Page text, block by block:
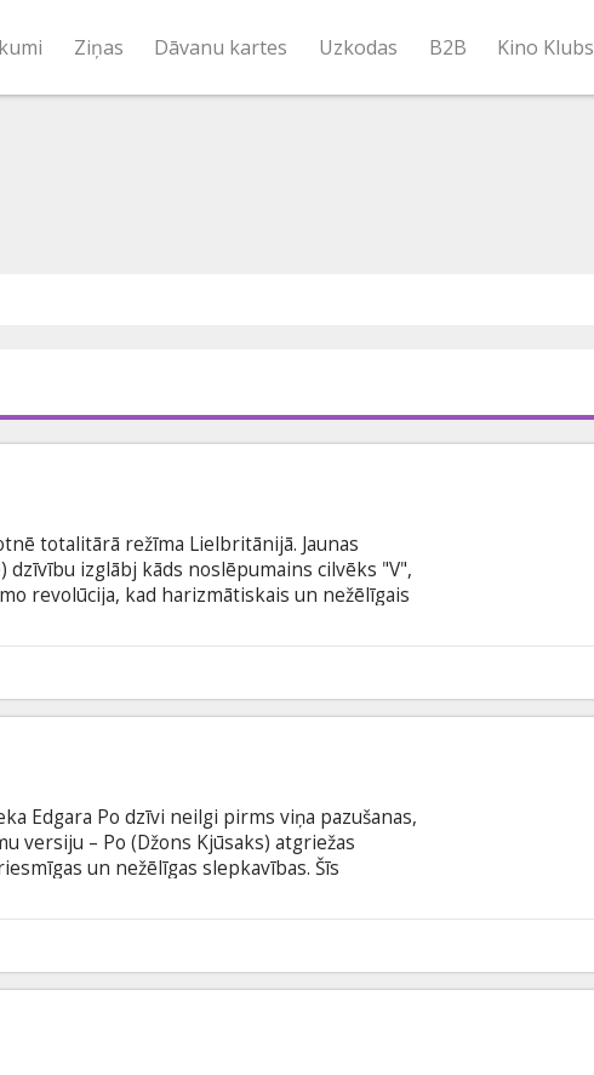
Ziņas Dāvanu kartes Uzkodas B2B Kino Klubs
totalitārā režīma Lielbritānijā. Jaunas
izglābj kāds noslēpumains cilvēks "V",
revolūcija, kad harizmātiskais un nežēlīgais
kanālus, aicinot pilsoņus sacelties pret
kas slēpjas aiz ļauni smīnošās maskas, viņa
Edgara Po dzīvi neilgi pirms viņa pazušanas,
versiju – Po (Džons Kjūsaks) atgriežas
un nežēlīgas slepkavības. Šīs
ar detektīvu Fildsu, lai atjaunotu savu
un izglābtu savu pazudušo līgavu, kuru,